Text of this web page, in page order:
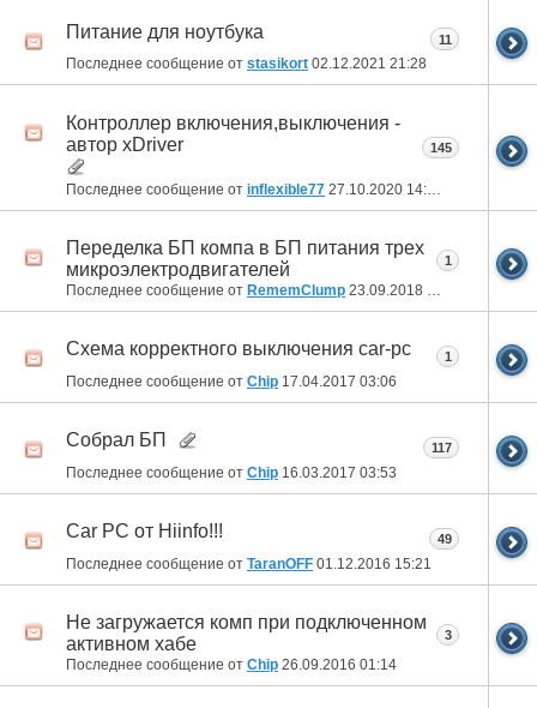
Питание для ноутбука
Последнее сообщение от stasikort 02.12.2021 21:28
11
Контроллер включения,выключения -
автор xDriver
Последнее сообщение от inflexible77 27.10.2020 14:48
145
Переделка БП компа в БП питания трех
микроэлектродвигателей
Последнее сообщение от RememClump 23.09.2018
1
Схема корректного выключения car-pc
Последнее сообщение от Chip 17.04.2017 03:06
1
Собрал БП
Последнее сообщение от Chip 16.03.2017 03:53
117
Car PC от Hiinfo!!!
Последнее сообщение от TaranOFF 01.12.2016 15:21
49
Не загружается комп при подключенном
активном хабе
Последнее сообщение от Chip 26.09.2016 01:14
3